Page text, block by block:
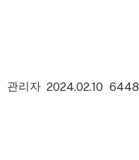
관리자 2024.02.10 6448